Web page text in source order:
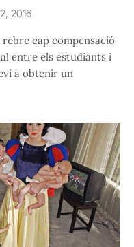
2016
cap compensació
entre els estudiants i
a obtenir un